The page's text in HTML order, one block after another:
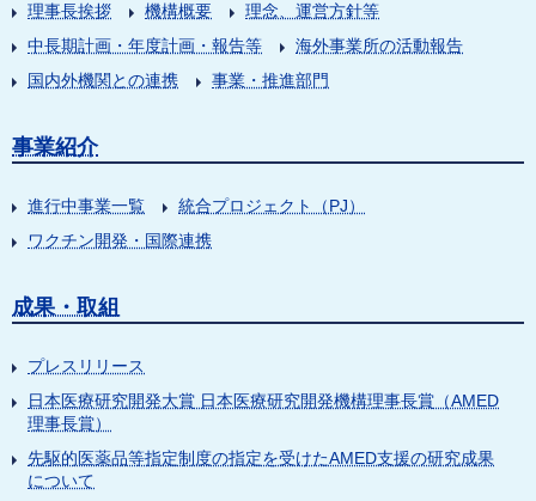
理事長挨拶 機構概要
理念、運営方針等
中長期計画・年度計画・報告等
海外事業所の活動報告
国内外機関との連携
事業・推進部門
事業紹介
進行中事業一覧
統合プロジェクト（PJ）
ワクチン開発・国際連携
成果・取組
プレスリリース
日本医療研究開発大賞 日本医療研究開発機構理事長賞（AMED
理事長賞）
先駆的医薬品等指定制度の指定を受けたAMED支援の研究成果
について